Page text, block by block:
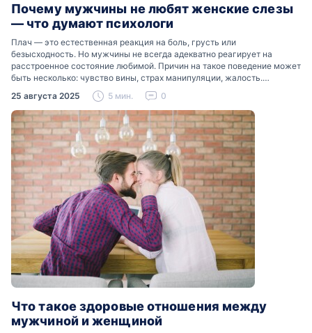
Почему мужчины не любят женские слезы
— что думают психологи
Плач — это естественная реакция на боль, грусть или
безысходность. Но мужчины не всегда адекватно реагирует на
расстроенное состояние любимой. Причин на такое поведение может
быть несколько: чувство вины, страх манипуляции, жалость.
Разобраться, почему мужчины боятся женских слез, помогут советы
психологов…
25 августа 2025 5 мин. 0
Что такое здоровые отношения между
мужчиной и женщиной